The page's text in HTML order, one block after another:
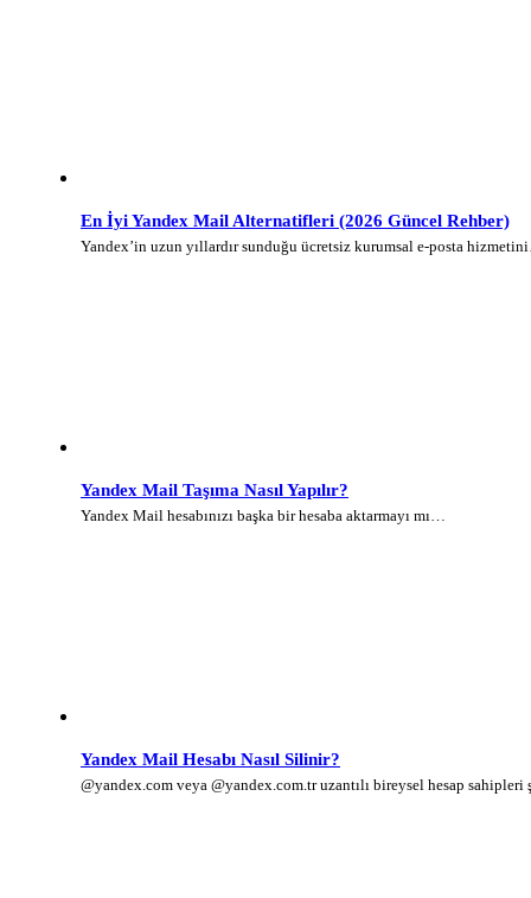
En İyi Yandex Mail Alternatifleri (2026 Güncel Rehber)
Yandex’in uzun yıllardır sunduğu ücretsiz kurumsal e-posta
Yandex Mail Taşıma Nasıl Yapılır?
Yandex Mail hesabınızı başka bir hesaba aktarmayı mı…
Yandex Mail Hesabı Nasıl Silinir?
@yandex.com veya @yandex.com.tr uzantılı bireysel hesap